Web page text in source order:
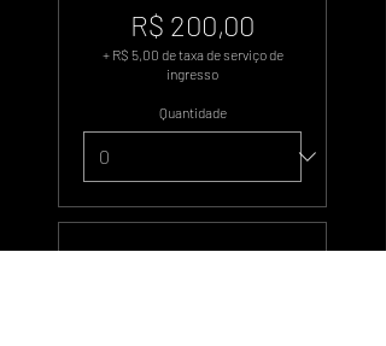
R$ 200,00
+ R$ 5,00 de taxa de serviço de
ingresso
Quantidade